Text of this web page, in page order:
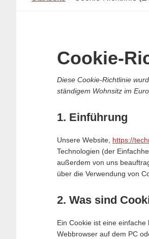
Cookie-
Diese Cookie-Richtlinie
ständigem Wohnsitz im
1. Einführung
Unsere Website, https://
Technologien (der
außerdem von uns
über die Verwendung von
2. Was sind
Ein Cookie ist eine
Webbrowser auf dem PC